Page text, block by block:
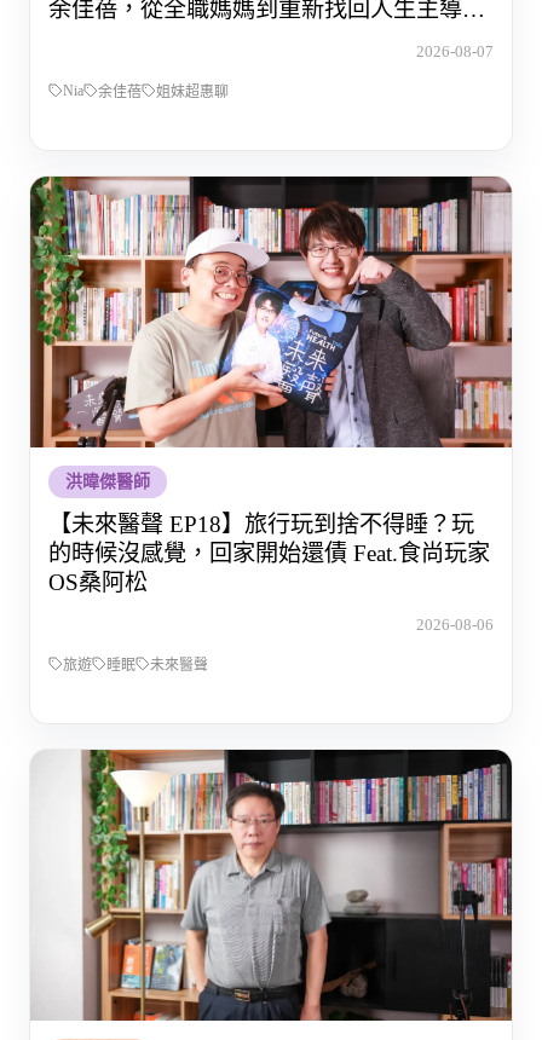
余佳蓓，從全職媽媽到重新找回人生主導權
2026-08-07
Nia 余佳蓓 姐妹超惠聊
洪暐傑醫師
【未來醫聲 EP18】旅行玩到捨不得睡？玩
的時候沒感覺，回家開始還債 Feat.食尚玩家
OS桑阿松
2026-08-06
旅遊 睡眠 未來醫聲